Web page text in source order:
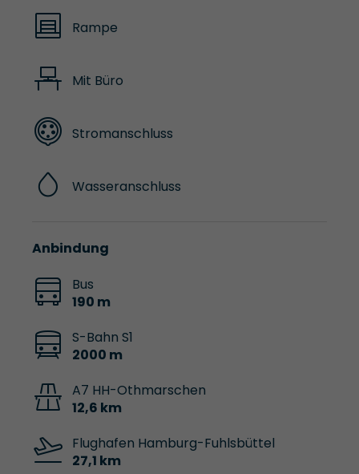
Rampe
Mit Büro
Stromanschluss
Wasseranschluss
Anbindung
Bus
190 m
S-Bahn S1
2000 m
A7 HH-Othmarschen
12,6 km
Flughafen Hamburg-Fuhlsbüttel
27,1 km